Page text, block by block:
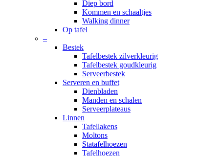
Diep bord
Kommen en schaaltjes
Walking dinner
Op tafel
–
Bestek
Tafelbestek zilverkleurig
Tafelbestek goudkleurig
Serveerbestek
Serveren en buffet
Dienbladen
Manden en schalen
Serveerplateaus
Linnen
Tafellakens
Moltons
Statafelhoezen
Tafelhoezen